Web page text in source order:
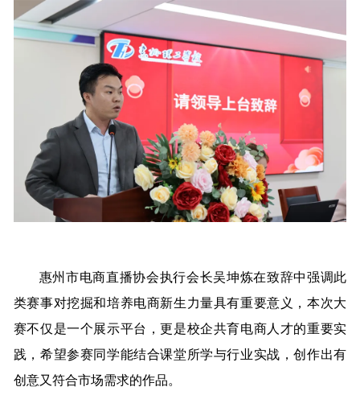
惠州市电商直播协会执行会长吴坤炼在致辞中强调此
类赛事对挖掘和培养电商新生力量具有重要意义，本次大
赛不仅是一个展示平台，更是校企共育电商人才的重要实
践，希望参赛同学能结合课堂所学与行业实战，创作出有
创意又符合市场需求的作品。